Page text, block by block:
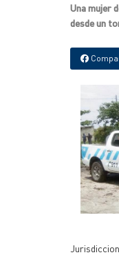
Una mujer
desde un